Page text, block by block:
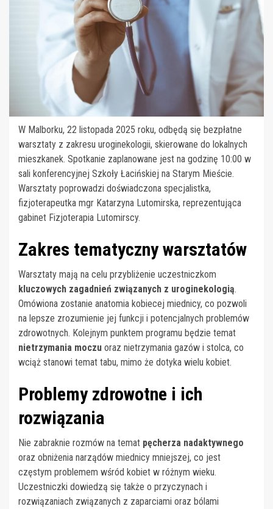
W Malborku, 22 listopada 2025 roku, odbędą się bezpłatne
warsztaty z zakresu uroginekologii, skierowane do lokalnych
mieszkanek. Spotkanie zaplanowane jest na godzinę 10:00 w
sali konferencyjnej Szkoły Łacińskiej na Starym Mieście.
Warsztaty poprowadzi doświadczona specjalistka,
fizjoterapeutka mgr Katarzyna Lutomirska, reprezentująca
gabinet Fizjoterapia Lutomirscy.
Zakres tematyczny warsztatów
Warsztaty mają na celu przybliżenie uczestniczkom
kluczowych zagadnień związanych z uroginekologią.
Omówiona zostanie anatomia kobiecej miednicy, co pozwoli
na lepsze zrozumienie jej funkcji i potencjalnych problemów
zdrowotnych. Kolejnym punktem programu będzie temat
nietrzymania moczu oraz nietrzymania gazów i stolca, co
wciąż stanowi temat tabu, mimo że dotyka wielu kobiet.
Problemy zdrowotne i ich
rozwiązania
Nie zabraknie rozmów na temat pęcherza nadaktywnego
oraz obniżenia narządów miednicy mniejszej, co jest
częstym problemem wśród kobiet w różnym wieku.
Uczestniczki dowiedzą się także o przyczynach i
rozwiązaniach związanych z zaparciami oraz bólami